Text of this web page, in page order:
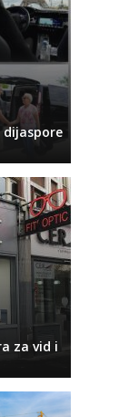
dijaspore
za vid i